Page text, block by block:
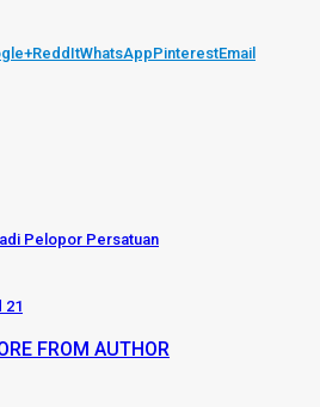
ReddItWhatsAppPinterestEmail
Pelopor Persatuan
21
FROM AUTHOR